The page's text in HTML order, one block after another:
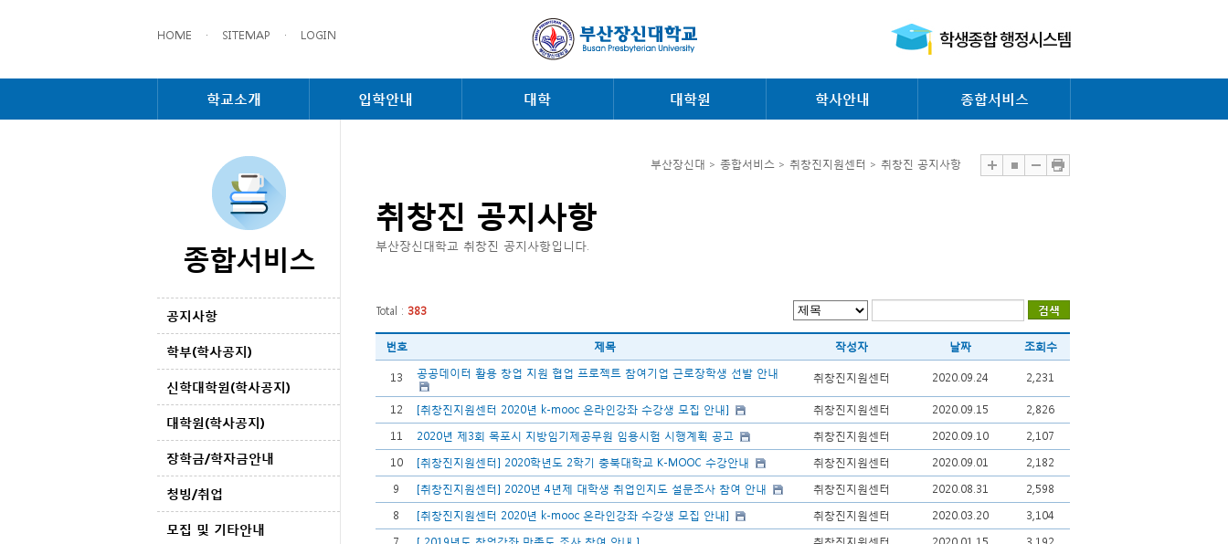
HOME · SITEMAP · LOGIN
학교소개 입학안내 대학 대학원 학사안내 종합서비스
종합서비스
공지사항
학부(학사공지)
신학대학원(학사공지)
대학원(학사공지)
장학금/학자금안내
청빙/취업
모집 및 기타안내
부산장신대 > 종합서비스 > 취창진지원센터 > 취창진 공지사항
취창진 공지사항
부산장신대학교 취창진 공지사항입니다.
Total : 383
번호 제목 작성자 날짜 조회수
13 공공데이터 활용 창업 지원 협업 프로젝트 참여기업 근로장학생 선발 안내 취창진지원센터 2020.09.24 2,231
12 [취창진지원센터 2020년 k-mooc 온라인강좌 수강생 모집 안내] 취창진지원센터 2020.09.15
2,826
11
2020년 제3회 목포시 지방임기제공무원 임용시험 시행계획 공고 취창진지원센터 2020.09.10
2,107
10
[취창진지원센터] 2020학년도 2학기 충북대학교 K-MOOC 수강안내 취창진지원센터 2020.09.01
2,182
9
[취창진지원센터] 2020년 4년제 대학생 취업인지도 설문조사 참여 안내 취창진지원센터 2020.08.31
2,598
8
[취창진지원센터 2020년 k-mooc 온라인강좌 수강생 모집 안내] 취창진지원센터 2020.03.20
3,104